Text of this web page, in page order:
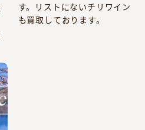
す。リストにないチリワイン
も買取しております。